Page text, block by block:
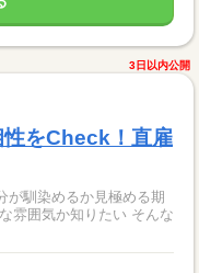
3日以内公開
性をCheck！直雇
雰囲気か知りたい そんな